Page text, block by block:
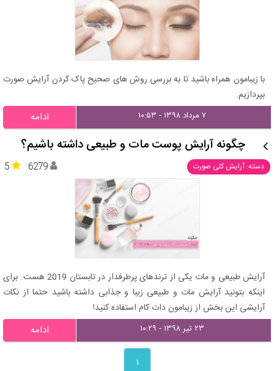
با زیبامون همراه باشید تا به بررسی روش های صحیح پاک کردن آرایش صورت
بپردازیم.
۷ مرداد ۱۳۹۸ - ۱۰:۵۳ ادامه
چگونه آرایش پوست مات و طبیعی داشته باشیم؟
دسته: آرایش کلی صورت 5 6279
آرایش طبیعی و مات یکی از ترندهای پرطرفدار در تابستان 2019 هست. برای
اینکه بتونید آرایش مات و طبیعی زیبا و جذابی داشته باشید حتما از نکات
آرایشی این بخش از زیبامون دات کام استفاده کنید!
۲۳ تیر ۱۳۹۸ - ۱۰:۲۹ ادامه
۱